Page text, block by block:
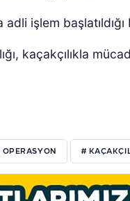
işlem
kaçakçılıkla
OPERASYON #